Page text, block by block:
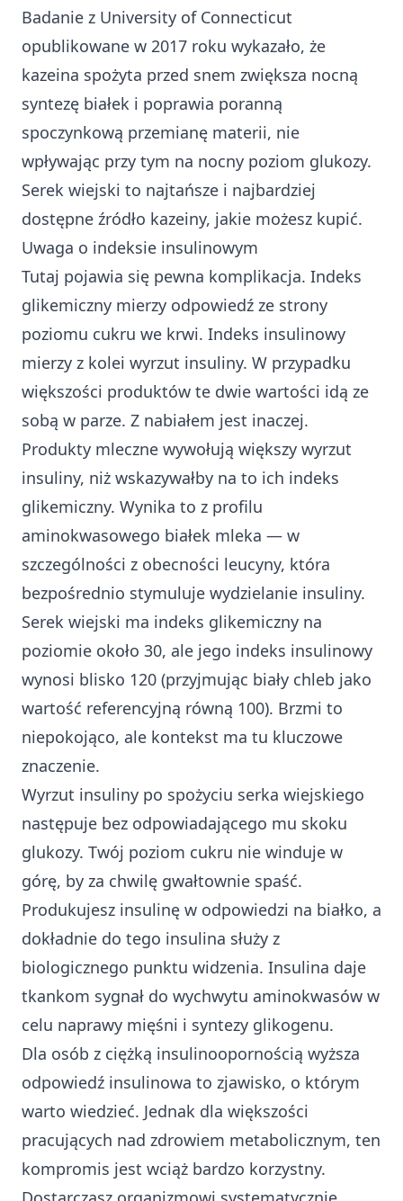
Badanie z University of Connecticut
opublikowane w 2017 roku wykazało, że
kazeina spożyta przed snem zwiększa nocną
syntezę białek i poprawia poranną
spoczynkową przemianę materii, nie
wpływając przy tym na nocny poziom glukozy.
Serek wiejski to najtańsze i najbardziej
dostępne źródło kazeiny, jakie możesz kupić.
Uwaga o indeksie insulinowym
Tutaj pojawia się pewna komplikacja. Indeks
glikemiczny mierzy odpowiedź ze strony
poziomu cukru we krwi. Indeks insulinowy
mierzy z kolei wyrzut insuliny. W przypadku
większości produktów te dwie wartości idą ze
sobą w parze. Z nabiałem jest inaczej.
Produkty mleczne wywołują większy wyrzut
insuliny, niż wskazywałby na to ich indeks
glikemiczny. Wynika to z profilu
aminokwasowego białek mleka — w
szczególności z obecności leucyny, która
bezpośrednio stymuluje wydzielanie insuliny.
Serek wiejski ma indeks glikemiczny na
poziomie około 30, ale jego indeks insulinowy
wynosi blisko 120 (przyjmując biały chleb jako
wartość referencyjną równą 100). Brzmi to
niepokojąco, ale kontekst ma tu kluczowe
znaczenie.
Wyrzut insuliny po spożyciu serka wiejskiego
następuje bez odpowiadającego mu skoku
glukozy. Twój poziom cukru nie winduje w
górę, by za chwilę gwałtownie spaść.
Produkujesz insulinę w odpowiedzi na białko, a
dokładnie do tego insulina służy z
biologicznego punktu widzenia. Insulina daje
tkankom sygnał do wychwytu aminokwasów w
celu naprawy mięśni i syntezy glikogenu.
Dla osób z ciężką insulinoopornością wyższa
odpowiedź insulinowa to zjawisko, o którym
warto wiedzieć. Jednak dla większości
pracujących nad zdrowiem metabolicznym, ten
kompromis jest wciąż bardzo korzystny.